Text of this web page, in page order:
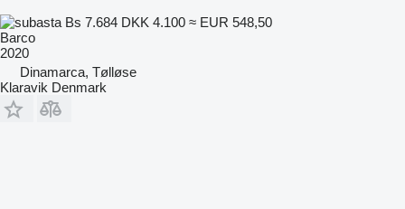
Bs 7.684 DKK 4.100 ≈ EUR 548,50
Barco
2020
Dinamarca, Tølløse
Klaravik Denmark